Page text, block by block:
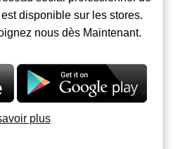
disponible sur les stores.
nous dès Maintenant.
plus